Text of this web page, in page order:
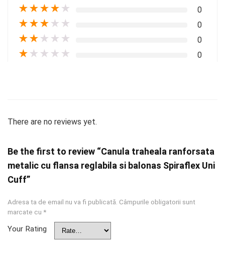
★★★★ ★ 0
★★★ ★ ★ 0
★★ ★ ★ ★ 0
★ ★ ★ ★ ★ 0
There are no reviews yet.
Be the first to review “Canula traheala ranforsata
metalic cu flansa reglabila si balonas Spiraflex Uni
Cuff”
Adresa ta de email nu va fi publicată. Câmpurile obligatorii sunt
marcate cu *
Your Rating